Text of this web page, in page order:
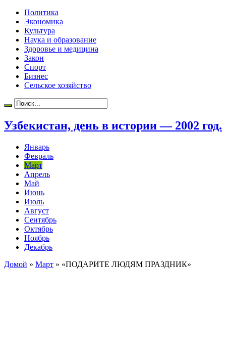
Политика
Экономика
Культура
Наука и образование
Здоровье и медицина
Закон
Спорт
Бизнес
Сельское хозяйство
Узбекистан, день в истории — 2002 год.
Январь
Февраль
Март
Апрель
Май
Июнь
Июль
Август
Сентябрь
Октябрь
Ноябрь
Декабрь
Домой » Март » «ПОДАРИТЕ ЛЮДЯМ ПРАЗДНИК»